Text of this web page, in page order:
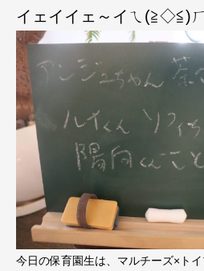
イェイイェ～イㄟ(≧◇≦)ㄏ
今日の保育園生は、マルチーズ×ト